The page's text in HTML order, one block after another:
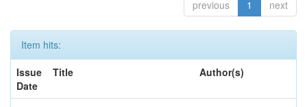
previous 1 next
Item hits:
Issue
Date
Title Author(s)